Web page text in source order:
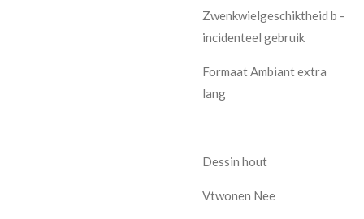
Zwenkwielgeschiktheid b -
incidenteel gebruik
Formaat Ambiant extra
lang
Dessin hout
Vtwonen Nee